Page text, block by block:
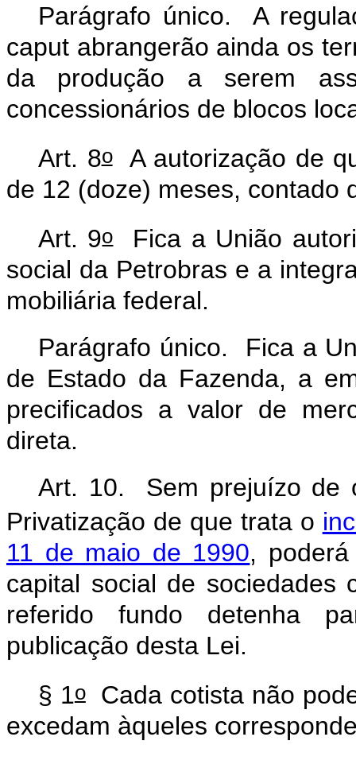
Parágrafo único. A
caput abrangerão ainda os
da produção a serem
concessionários de blocos
Art. 8oA autorização de
de 12 (doze) meses,
Art. 9oFica a União
social da Petrobras e a
mobiliária federal.
Parágrafo único. Fica a
de Estado da Fazenda, a
precificados a valor de
direta.
Art. 10. Sem prejuízo de
Privatização de que trata o
11 de maio de 1990,
capital social de sociedades
referido fundo detenha
publicação desta Lei.
§ 1oCada cotista não
excedam àqueles